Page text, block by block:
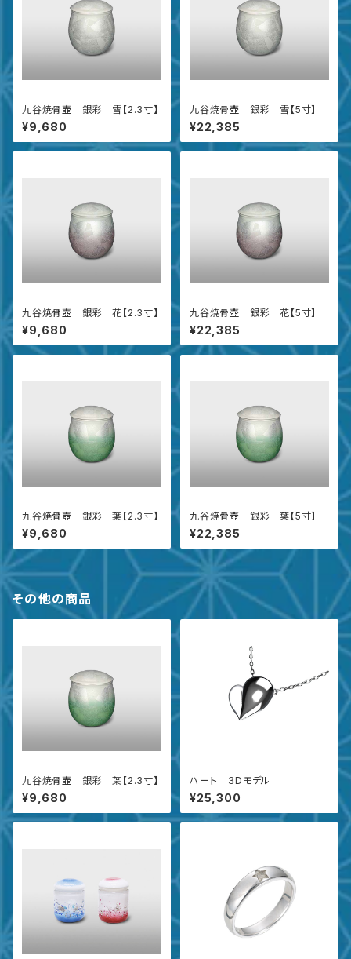
九谷焼骨壺 銀彩 雪【2.3寸】
¥9,680
九谷焼骨壺 銀彩 雪【5寸】
¥22,385
九谷焼骨壺 銀彩 花【2.3寸】
¥9,680
九谷焼骨壺 銀彩 花【5寸】
¥22,385
九谷焼骨壺 銀彩 葉【2.3寸】
¥9,680
九谷焼骨壺 銀彩 葉【5寸】
¥22,385
その他の商品
九谷焼骨壺 銀彩 葉【2.3寸】
¥9,680
ハート ３Dモデル
¥25,300